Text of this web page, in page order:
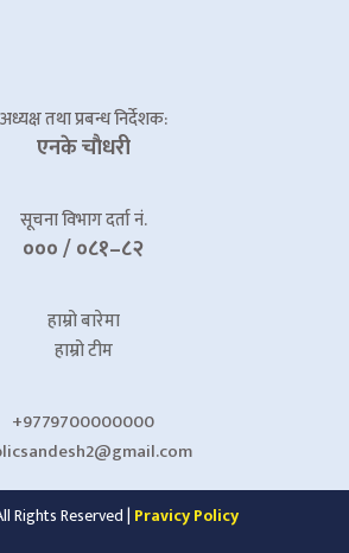
अध्यक्ष तथा प्रबन्ध निर्देशक:
एनके चाैधरी
सूचना विभाग दर्ता नं.
००० / ०८१–८२
हाम्रो बारेमा
हाम्रो टीम
+9779700000000
Rights Reserved | Pravicy Policy